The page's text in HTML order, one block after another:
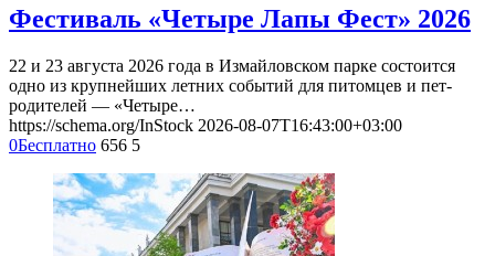
Фестиваль «Четыре Лапы Фест» 2026
22 и 23 августа 2026 года в Измайловском парке состоится
одно из крупнейших летних событий для питомцев и пет-
родителей — «Четыре…
https://schema.org/InStock 2026-08-07T16:43:00+03:00
0Бесплатно 656 5